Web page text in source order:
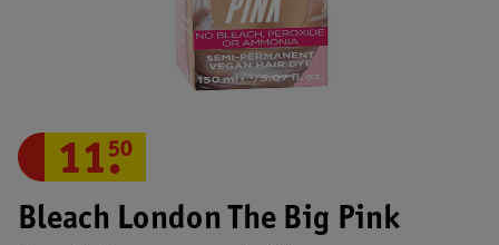
Bleach London The Big Pink
11.
50